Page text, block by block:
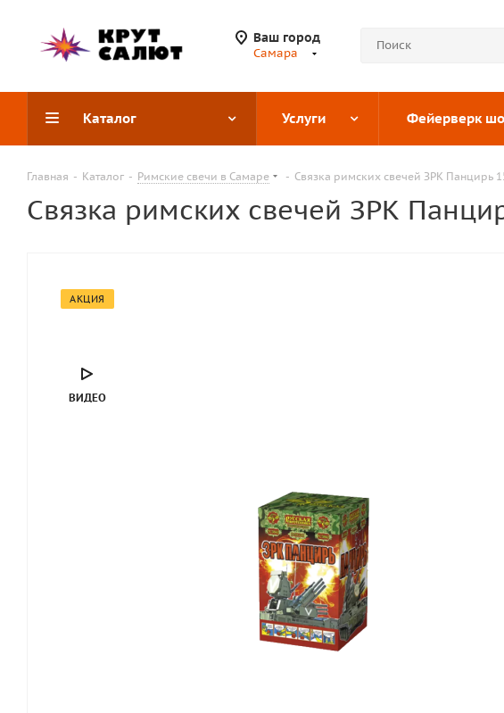
Ваш город
Самара
Каталог Услуги Фейерверк
Главная - Каталог - Римские свечи в Самаре - Связка римских свечей ЗРК Панцирь
Связка римских свечей ЗРК
АКЦИЯ
ВИДЕО